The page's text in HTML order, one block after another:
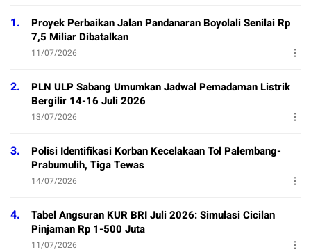
1.
Proyek Perbaikan Jalan Pandanaran Boyolali Senilai Rp
7,5 Miliar Dibatalkan
11/07/2026
2.
PLN ULP Sabang Umumkan Jadwal Pemadaman Listrik
Bergilir 14-16 Juli 2026
13/07/2026
3.
Polisi Identifikasi Korban Kecelakaan Tol Palembang-
Prabumulih, Tiga Tewas
14/07/2026
4.
Tabel Angsuran KUR BRI Juli 2026: Simulasi Cicilan
Pinjaman Rp 1-500 Juta
11/07/2026